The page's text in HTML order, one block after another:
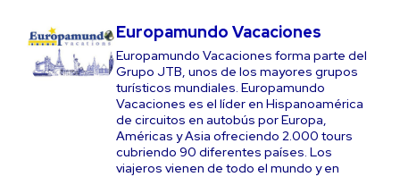
Europamundo Vacaciones
Europamundo Vacaciones forma parte del
Grupo JTB, unos de los mayores grupos
turísticos mundiales. Europamundo
Vacaciones es el líder en Hispanoamérica
de circuitos en autobús por Europa,
Américas y Asia ofreciendo 2.000 tours
cubriendo 90 diferentes países. Los
viajeros vienen de todo el mundo y en